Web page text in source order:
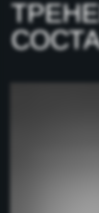
ОСТАВЬТЕ